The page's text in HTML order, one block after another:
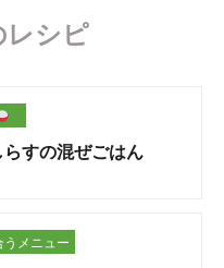
レシピ
すの混ぜごはん
うメニュー